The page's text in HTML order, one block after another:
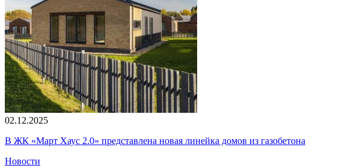
02.12.2025
В ЖК «Март Хаус 2.0» представлена новая линейка домов из газобетона
Новости